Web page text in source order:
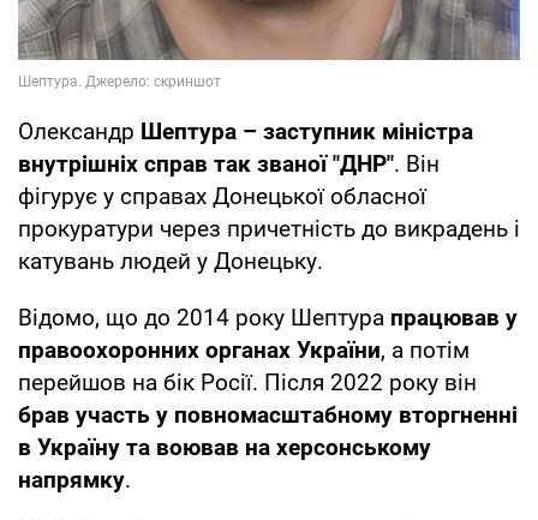
Олександр Шептура – заступник міністра
внутрішніх справ так званої "ДНР". Він
фігурує у справах Донецької обласної
прокуратури через причетність до викрадень і
катувань людей у Донецьку.
Відомо, що до 2014 року Шептура працював у
правоохоронних органах України, а потім
перейшов на бік Росії. Після 2022 року він
брав участь у повномасштабному вторгненні
в Україну та воював на херсонському
напрямку.